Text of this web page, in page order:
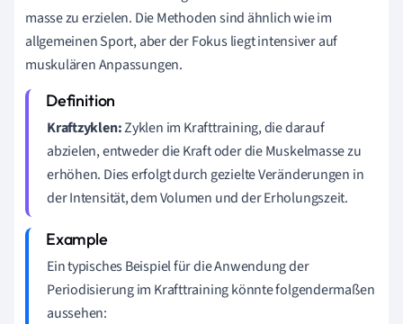
masse zu erzielen. Die Methoden sind ähnlich wie im
allgemeinen Sport, aber der Fokus liegt intensiver auf
muskulären Anpassungen.
Kraftzyklen:Zyklen im Krafttraining, die darauf
abzielen, entweder die Kraft oder die Muskelmasse zu
erhöhen. Dies erfolgt durch gezielte Veränderungen in
der Intensität, dem Volumen und der Erholungszeit.
Ein typisches Beispiel für die Anwendung der
Periodisierung im Krafttraining könnte folgendermaßen
aussehen: